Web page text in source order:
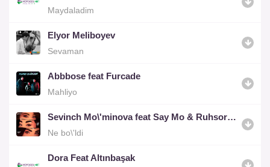
Maydaladim
Elyor Meliboyev
Sevaman
Abbbose feat Furcade
Mahliyo
Sevinch Mo\'minova feat Say Mo & Ruhsora Emm
Ne bo\'ldi
Dora Feat Altınbaşak